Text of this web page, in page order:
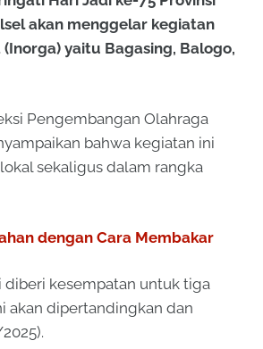
akan menggelar kegiatan
yaitu Bagasing, Balogo,
Pengembangan Olahraga
bahwa kegiatan ini
sekaligus dalam rangka
dengan Cara Membakar
diberi kesempatan untuk tiga
akan dipertandingkan dan